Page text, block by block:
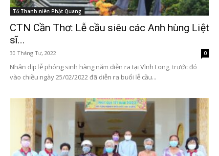
Tổ Thanh niên Phật Quang
CTN Cần Thơ: Lễ cầu siêu các Anh hùng Liệt
sĩ...
30 Tháng Tư, 2022 0
Nhân dịp lễ phóng sinh hàng năm diễn ra tại Vĩnh Long, trước đó
vào chiều ngày 25/02/2022 đã diễn ra buổi lễ cầu...